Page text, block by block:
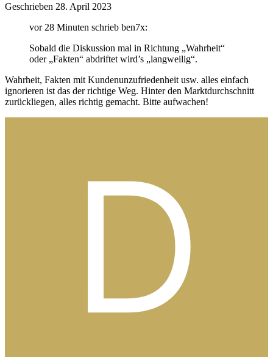
Geschrieben 28. April 2023
vor 28 Minuten schrieb ben7x:
Sobald die Diskussion mal in Richtung „Wahrheit“
oder „Fakten“ abdriftet wird’s „langweilig“.
Wahrheit, Fakten mit Kundenunzufriedenheit usw. alles einfach
ignorieren ist das der richtige Weg. Hinter den Marktdurchschnitt
zurückliegen, alles richtig gemacht. Bitte aufwachen!